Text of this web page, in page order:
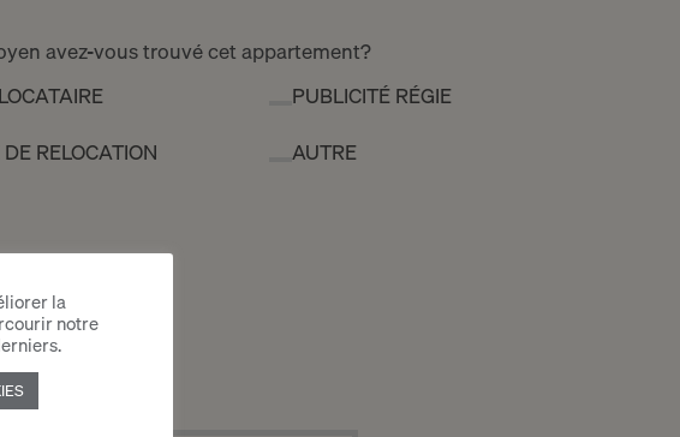
avez-vous trouvé cet appartement?
PUBLICITÉ RÉGIE
RELOCATION
AUTRE
la
notre